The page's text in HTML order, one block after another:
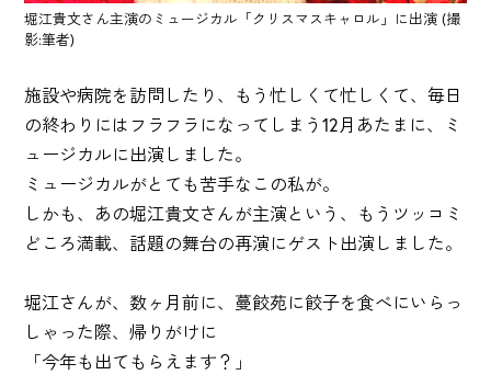
堀江貴文さん主演のミュージカル「クリスマスキャロル」に出演 (撮
影:筆者)
施設や病院を訪問したり、もう忙しくて忙しくて、毎日
の終わりにはフラフラになってしまう12月あたまに、ミ
ュージカルに出演しました。
ミュージカルがとても苦手なこの私が。
しかも、あの堀江貴文さんが主演という、もうツッコミ
どころ満載、話題の舞台の再演にゲスト出演しました。
堀江さんが、数ヶ月前に、蔓餃苑に餃子を食べにいらっ
しゃった際、帰りがけに
「今年も出てもらえます？」